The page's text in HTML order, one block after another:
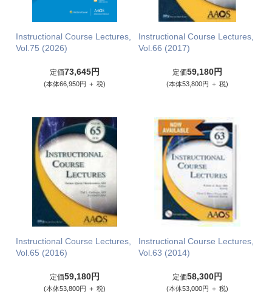
Instructional Course Lectures,
Vol.75 (2026)
定価73,645円
(本体66,950円 ＋ 税)
Instructional Course Lectures,
Vol.66 (2017)
定価59,180円
(本体53,800円 ＋ 税)
Instructional Course Lectures,
Vol.65 (2016)
定価59,180円
(本体53,800円 ＋ 税)
Instructional Course Lectures,
Vol.63 (2014)
定価58,300円
(本体53,000円 ＋ 税)